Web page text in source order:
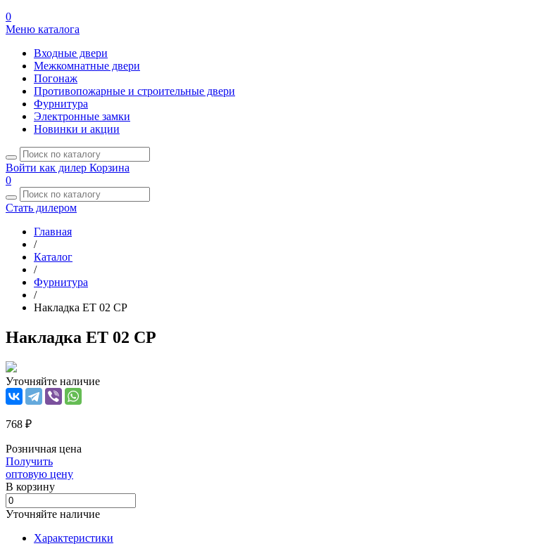
0
Меню каталога
Входные двери
Межкомнатные двери
Погонаж
Противопожарные и строительные двери
Фурнитура
Электронные замки
Новинки и акции
Войти как дилер Корзина
0
Стать дилером
Главная
/
Каталог
/
Фурнитура
/
Накладка ET 02 CP
Накладка ET 02 CP
Уточняйте наличие
768 ₽
Розничная цена
Получить
оптовую цену
В корзинy
Уточняйте наличие
Характеристики